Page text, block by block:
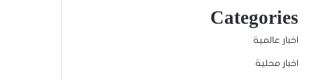
Categories
اخبار عالمية
اخبار محلية